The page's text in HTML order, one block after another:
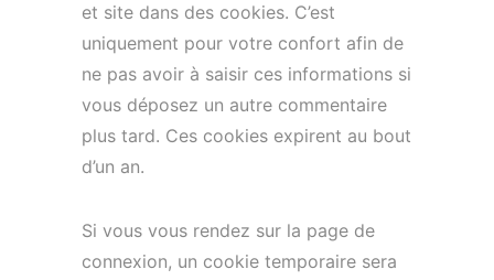
et site dans des cookies. C’est
uniquement pour votre confort afin de
ne pas avoir à saisir ces informations si
vous déposez un autre commentaire
plus tard. Ces cookies expirent au bout
d’un an.
Si vous vous rendez sur la page de
connexion, un cookie temporaire sera